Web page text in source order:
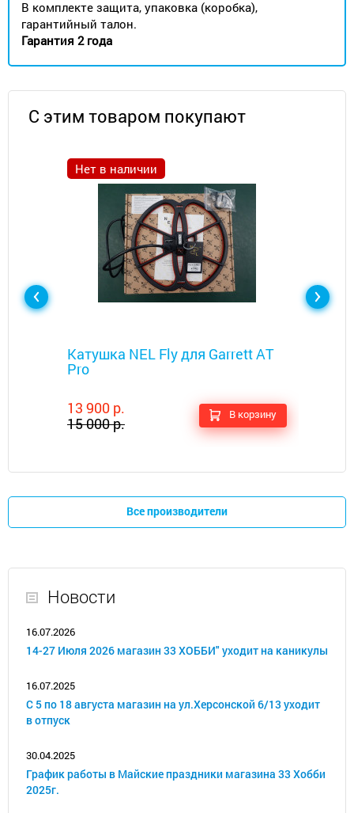
В комплекте защита, упаковка (коробка),
гарантийный талон.
Гарантия 2 года
С этим товаром покупают
Нет в наличии
Катушка NEL Fly для Garrett AT
Pro
13 900 р.
15 000 р.
В корзину
Все производители
Новости
16.07.2026
14-27 Июля 2026 магазин 33 ХОББИ" уходит на каникулы
16.07.2025
С 5 по 18 августа магазин на ул.Херсонской 6/13 уходит
в отпуск
30.04.2025
График работы в Майские праздники магазина 33 Хобби
2025г.